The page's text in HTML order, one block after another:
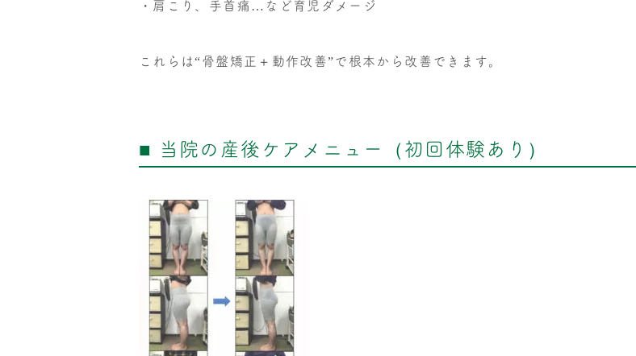
・肩こり、手首痛…など育児ダメージ
これらは“骨盤矯正＋動作改善”で根本から改善できます。
■ 当院の産後ケアメニュー（初回体験あり）